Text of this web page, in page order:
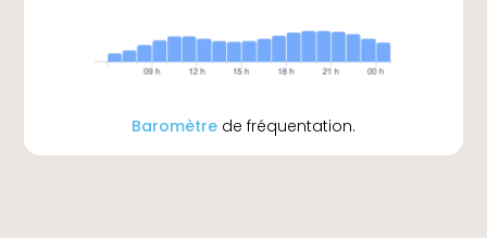
Baromètre de fréquentation.